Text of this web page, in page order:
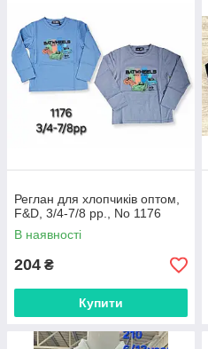
Реглан для хлопчиків оптом,
F&D, 3/4-7/8 рр., No 1176
В наявності
204 ₴
Купити